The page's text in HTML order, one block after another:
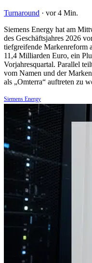
Turnaround · vor 4 Min.
Siemens Energy hat am
des Geschäftsjahres 2026
tiefgreifende Markenreform
11,4 Milliarden Euro, ein
Vorjahresquartal. Parallel
vom Namen und der
als „Omterra“ auftreten zu
Siemens Energy